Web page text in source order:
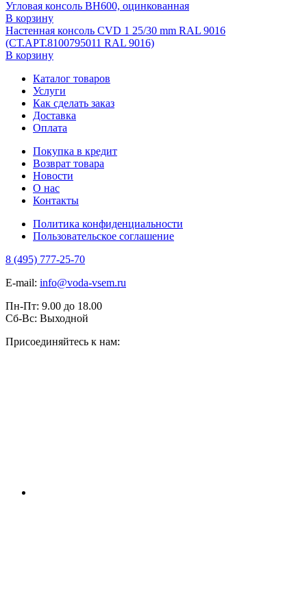
Угловая консоль ВН600, оцинкованная
В корзину
Настенная консоль CVD 1 25/30 mm RAL 9016
(СТ.АРТ.8100795011 RAL 9016)
В корзину
Каталог товаров
Услуги
Как сделать заказ
Доставка
Оплата
Покупка в кредит
Возврат товара
Новости
О нас
Контакты
Политика конфиденциальности
Пользовательское соглашение
8 (495) 777-25-70
E-mail: info@voda-vsem.ru
Пн-Пт: 9.00 до 18.00
Сб-Вс: Выходной
Присоединяйтесь к нам: